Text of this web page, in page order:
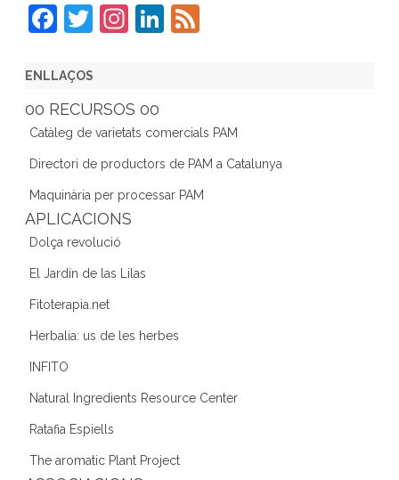
F
c
e
b
o
o
k
T
er
In
gr
a
m
Li
dI
n
ENLLAÇOS
00 RECURSOS 00
Catàleg de varietats comercials PAM
Directori de productors de PAM a Catalunya
Maquinària per processar PAM
APLICACIONS
Dolça revolució
El Jardín de las Lilas
Fitoterapia.net
Herbalia: us de les herbes
INFITO
Natural Ingredients Resource Center
Ratafia Espiells
The aromatic Plant Project